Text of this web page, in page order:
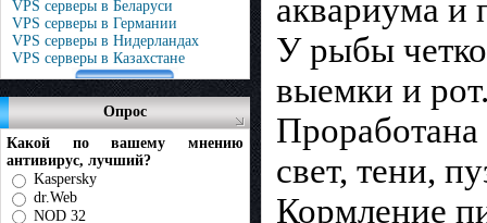
VPS серверы в Беларуси
VPS серверы в Германии
VPS серверы в Нидерландах
VPS серверы в Казахстане
Опрос
Какой по вашему мнению
антивирус, лучший?
Kaspersky
dr.Web
NOD 32
аквариума и
У рыбы
выемки и
свет, тени,
Кормление